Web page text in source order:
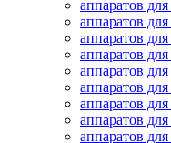
аппаратов
аппаратов
аппаратов
аппаратов
аппаратов
аппаратов
аппаратов
аппаратов
аппаратов